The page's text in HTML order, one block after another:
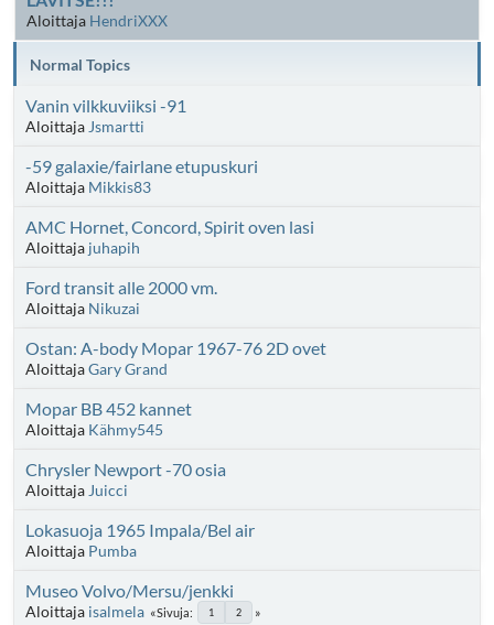
Aloittaja HendriXXX
Normal Topics
Vanin vilkkuviiksi -91
Aloittaja Jsmartti
-59 galaxie/fairlane etupuskuri
Aloittaja Mikkis83
AMC Hornet, Concord, Spirit oven lasi
Aloittaja juhapih
Ford transit alle 2000 vm.
Aloittaja Nikuzai
Ostan: A-body Mopar 1967-76 2D ovet
AloittajaGary Grand
Mopar BB 452 kannet
Aloittaja Kähmy545
Chrysler Newport -70 osia
Aloittaja Juicci
Lokasuoja 1965 Impala/Bel air
Aloittaja Pumba
Museo Volvo/Mersu/jenkki
Aloittaja isalmela Sivuja 1 2